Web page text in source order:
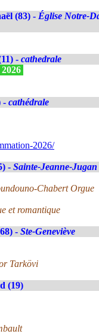
(83) - Église Notre-
- cathedrale
- cathédrale
2026/
- Sainte-Jeanne-Jugan
Chabert Orgue
et romantique
- Ste-Geneviève
Tarkövi
(19)